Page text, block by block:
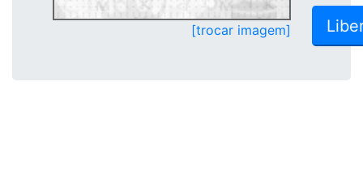
[trocar imagem]